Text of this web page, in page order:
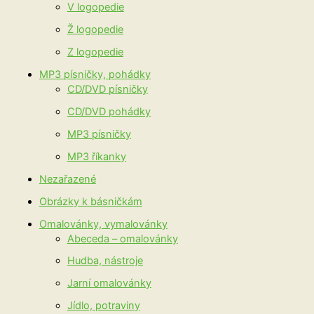
V logopedie
Ž logopedie
Z logopedie
MP3 písničky, pohádky
CD/DVD písničky
CD/DVD pohádky
MP3 písničky
MP3 říkanky
Nezařazené
Obrázky k básničkám
Omalovánky, vymalovánky
Abeceda – omalovánky
Hudba, nástroje
Jarní omalovánky
Jídlo, potraviny